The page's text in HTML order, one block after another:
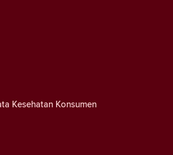
Kesehatan Konsumen